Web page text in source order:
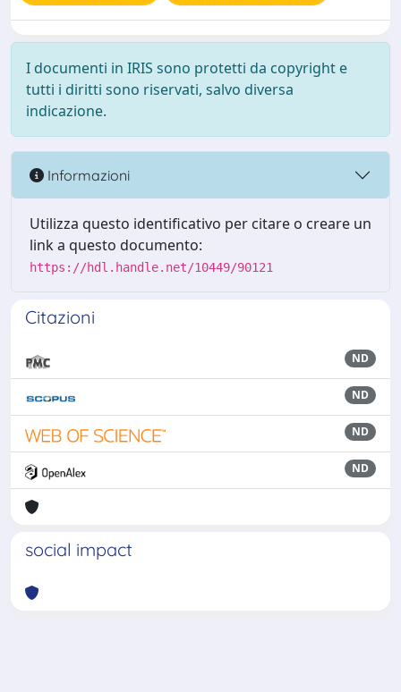
I documenti in IRIS sono protetti da copyright e
tutti i diritti sono riservati, salvo diversa
indicazione.
Informazioni
Utilizza questo identificativo per citare o creare un
link a questo documento:
https://hdl.handle.net/10449/90121
Citazioni
ND
ND
ND
ND
social impact